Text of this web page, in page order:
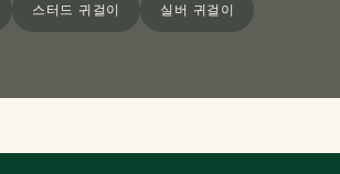
스터드 귀걸이 실버 귀걸이